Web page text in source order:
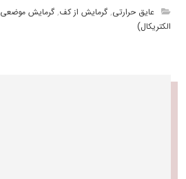
عایق حرارتی,گرمایش از کف,گرمایش موضعی
الکتریکال)